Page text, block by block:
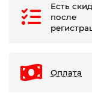
Есть
после
Оплата